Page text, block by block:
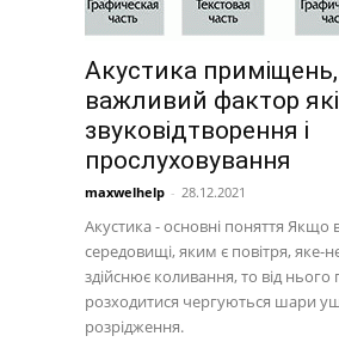
Акустика
важливий фактор
звуковідтворення і
прослуховування
maxwelhelp - 28.12.2021
Акустика - основні поняття
середовищі, яким є повітря, яке-
здійснює коливання, то від
розходитися чергуються шари
розрідження.